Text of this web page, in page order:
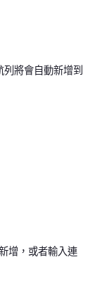
將會自動新增到
增，或者輸入連